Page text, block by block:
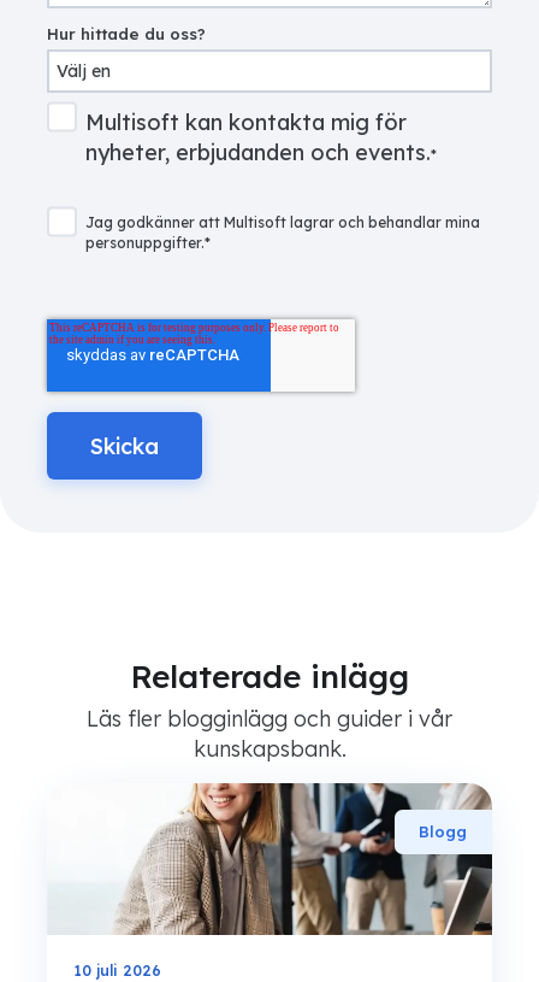
Hur hittade du oss?
Multisoft kan kontakta mig för
nyheter, erbjudanden och events.*
Jag godkänner att Multisoft lagrar och behandlar mina
personuppgifter.*
Relaterade inlägg
Läs fler blogginlägg och guider i vår
kunskapsbank.
Blogg
10 juli 2026